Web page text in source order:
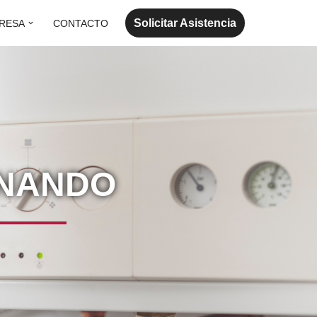
CONTACTO Solicitar Asistencia